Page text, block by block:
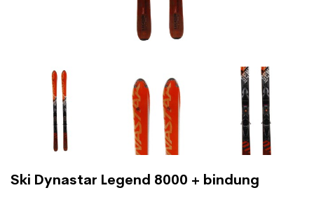
Ski Dynastar Legend 8000 + bindung